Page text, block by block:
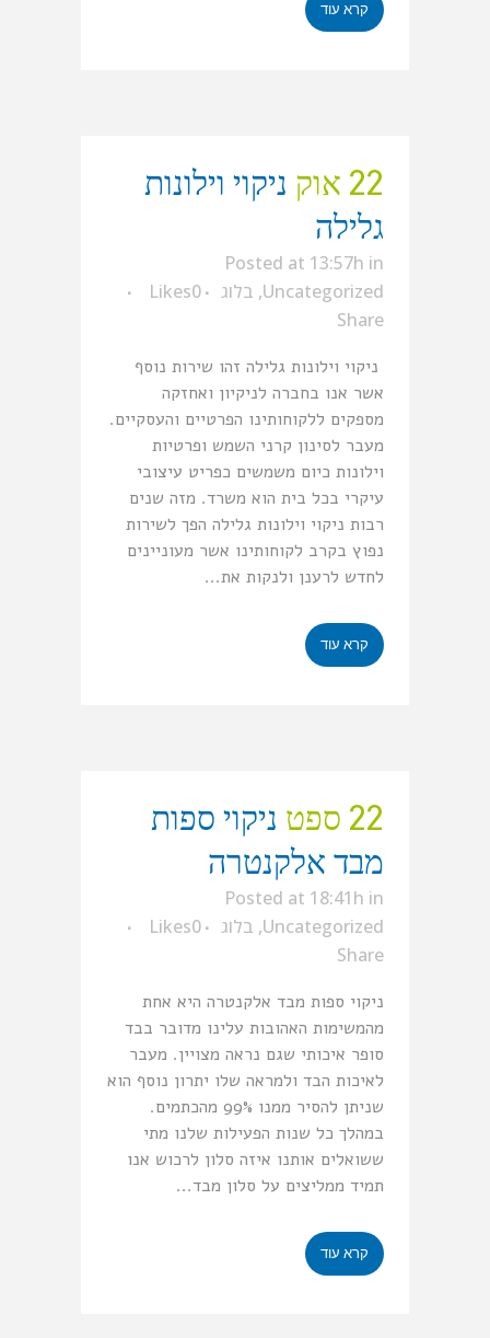
קרא עוד
22 אוק
ניקוי וילונות
גלילה
Posted at 13:57h in
Uncategorized
, בלוג 0
Likes
Share
ניקוי וילונות גלילה זהו שירות נוסף
אשר אנו בחברה לניקיון ואחזקה
מספקים ללקוחותינו הפרטיים והעסקיים.
מעבר לסינון קרני השמש ופרטיות
וילונות כיום משמשים כפריט עיצובי
עיקרי בכל בית הוא משרד. מזה שנים
רבות ניקוי וילונות גלילה הפך לשירות
נפוץ בקרב לקוחותינו אשר מעוניינים
לחדש לרענן ולנקות את...
קרא עוד
22 ספט
ניקוי ספות
מבד אלקנטרה
Posted at 18:41h in
Uncategorized
, בלוג 0
Likes
Share
ניקוי ספות מבד אלקנטרה היא אחת
מהמשימות האהובות עלינו מדובר בבד
סופר איכותי שגם נראה מצויין. מעבר
לאיכות הבד ולמראה שלו יתרון נוסף הוא
שניתן להסיר ממנו 99% מהכתמים.
במהלך כל שנות הפעילות שלנו מתי
ששואלים אותנו איזה סלון לרכוש אנו
תמיד ממליצים על סלון מבד...
קרא עוד